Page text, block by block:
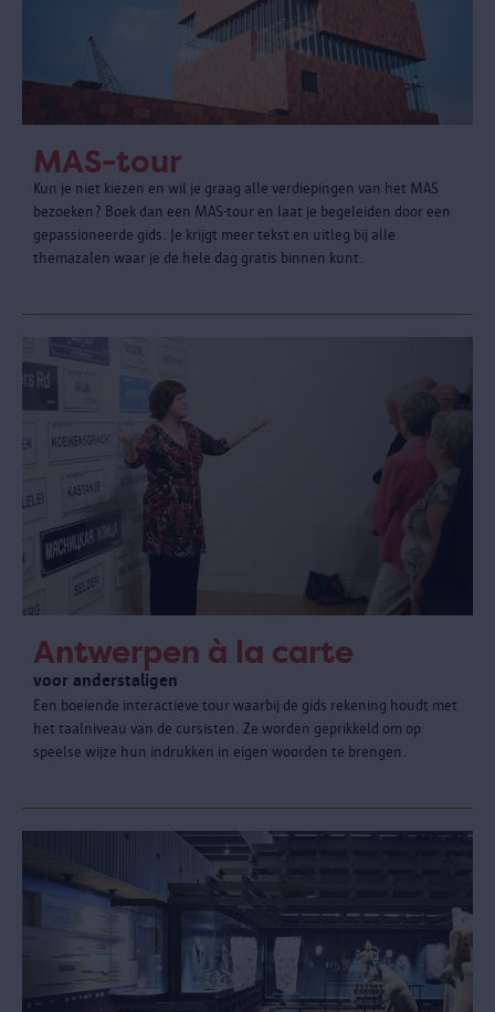
MAS-tour
Kun je niet kiezen en wil je graag alle verdiepingen van het MAS
bezoeken? Boek dan een MAS-tour en laat je begeleiden door een
gepassioneerde gids. Je krijgt meer tekst en uitleg bij alle
themazalen waar je de hele dag gratis binnen kunt.
Antwerpen à la carte
voor anderstaligen
Een boeiende interactieve tour waarbij de gids rekening houdt met
het taalniveau van de cursisten. Ze worden geprikkeld om op
speelse wijze hun indrukken in eigen woorden te brengen.